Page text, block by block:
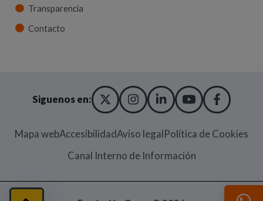
Transparencia
Contacto
Siguenos en: X TWITTER
(ABRE EN NUEVA
INSTAGRAM
(ABRE EN NUEVA
LINKEDIN
(ABRE EN
YOUTUBE
(ABRE EN
Mapa webAccesibilidadAviso legalPolítica de Cookies
Canal Interno de Información(Abre en